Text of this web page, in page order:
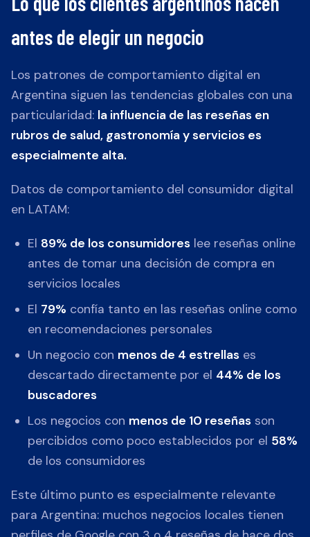
antes de elegir un negocio
Los patrones de comportamiento digital en
Argentina siguen las tendencias globales con una
particularidad: la influencia de las reseñas en
rubros de salud, gastronomía y servicios es
especialmente alta.
Datos de comportamiento del consumidor digital
en LATAM:
El 89% de los consumidores lee reseñas online
antes de tomar una decisión de compra en
servicios locales
El 79% confía tanto en las reseñas online como
en recomendaciones personales
Un negocio con menos de 4 estrellas es
descartado directamente por el 44% de los
buscadores
Los negocios con menos de 10 reseñas son
percibidos como poco establecidos por el 58%
de los consumidores
Este último punto es especialmente relevante
para Argentina: muchos negocios locales tienen